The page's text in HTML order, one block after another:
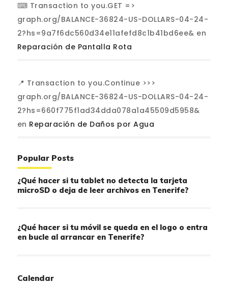
⌨ Transaction to you.GET =>
graph.org/BALANCE-36824-US-DOLLARS-04-24-
2?hs=9a7f6dc560d34e11afefd8c1b41bd6ee& en
Reparación de Pantalla Rota
📍 Transaction to you.Continue >>>
graph.org/BALANCE-36824-US-DOLLARS-04-24-
2?hs=660f775f1ad34dda078a1a45509d5958&
en Reparación de Daños por Agua
Popular Posts
¿Qué hacer si tu tablet no detecta la tarjeta
microSD o deja de leer archivos en Tenerife?
¿Qué hacer si tu móvil se queda en el logo o entra
en bucle al arrancar en Tenerife?
Calendar